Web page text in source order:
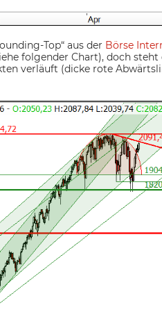
Top“ aus der Börse
folgender Chart), doch
verläuft (dicke rote